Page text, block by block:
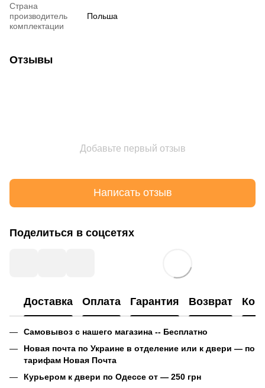
Страна
производитель
комплектации
Польша
Отзывы
Добавьте первый отзыв
Написать отзыв
Поделиться в соцсетях
Доставка Оплата Гарантия Возврат
Самовывоз с нашего магазина -- Бесплатно
Новая почта по Украине в отделение или к двери — по
тарифам Новая Почта
Курьером к двери по Одессе от — 250 грн